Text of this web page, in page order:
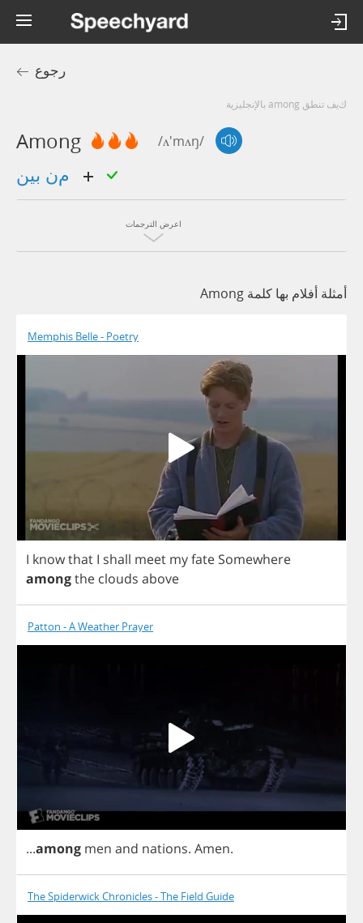
رجوع
كيف تنطق among بالإنجليزية
Among /ʌ'mʌŋ/
اعرض الترجمات
أمثلة أفلام بها كلمة Among
Memphis Belle - Poetry
I knowthat I shall meet myfate Somewhere
amongthe clouds above
Patton - A Weather Prayer
...among men and nations. Amen.
The Spiderwick Chronicles - The Field Guide